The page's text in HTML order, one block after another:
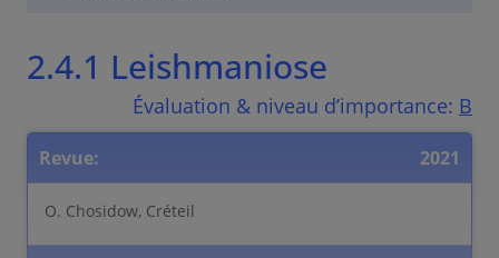
2.4.1 Leishmaniose
Évaluation & niveau d’importance: B
Revue: 2021
O. Chosidow, Créteil